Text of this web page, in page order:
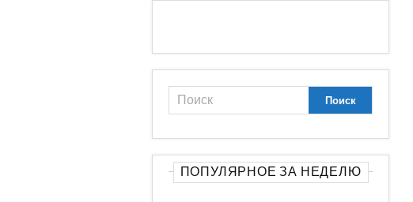
ПОПУЛЯРНОЕ ЗА НЕДЕЛЮ